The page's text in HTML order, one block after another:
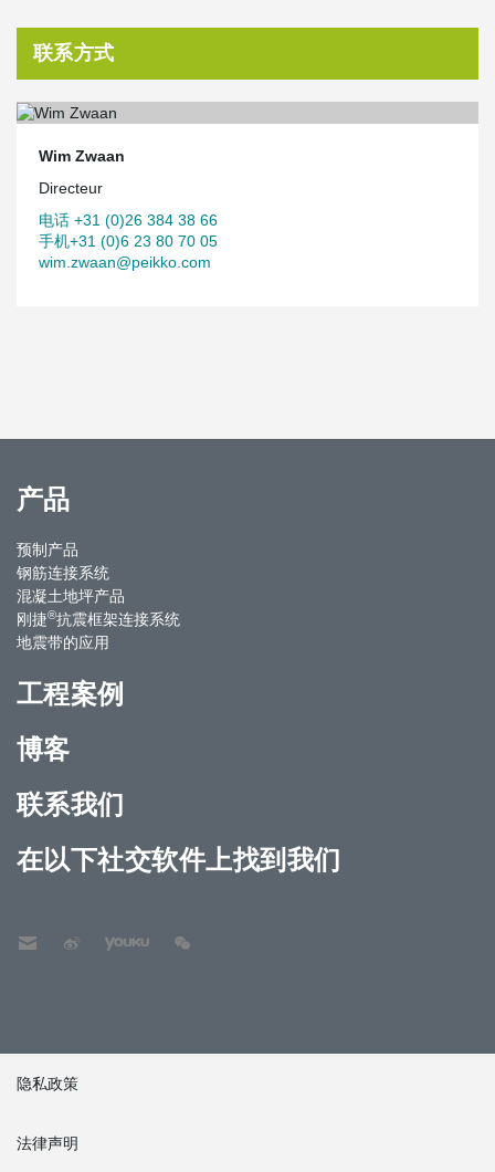
联系方式
Wim Zwaan
Directeur
电话 +31 (0)26 384 38 66
手机+31 (0)6 23 80 70 05
wim.zwaan@peikko.com
产品
预制产品
钢筋连接系统
混凝土地坪产品
刚捷®抗震框架连接系统
地震带的应用
工程案例
博客
联系我们
在以下社交软件上找到我们
隐私政策
法律声明